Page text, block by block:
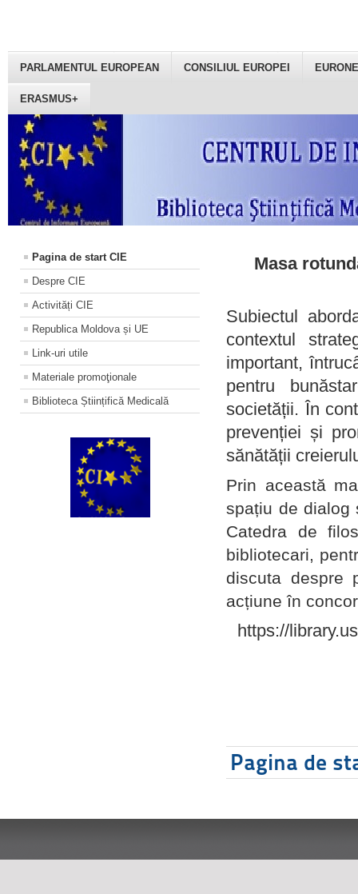
PARLAMENTUL EUROPEAN CONSILIUL EUROPEI
ERASMUS+
Pagina de start CIE
Despre CIE
Activități CIE
Republica Moldova și UE
Link-uri utile
Materiale promoţionale
Biblioteca Științifică Medicală
Masa
Subiectul
contextul
important,
pentru
societății. În
prevenției și
sănătății
Prin această
spațiu de dialog
Catedra de
bibliotecari,
discuta despre
acțiune în
https://
Pagina de